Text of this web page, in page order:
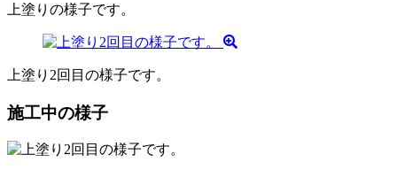
上塗りの様子です。
上塗り2回目の様子です。
施工中の様子